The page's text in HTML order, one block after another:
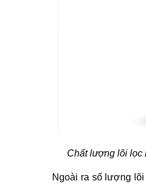
Chất lượng lõi lọc
Ngoài ra số lượng